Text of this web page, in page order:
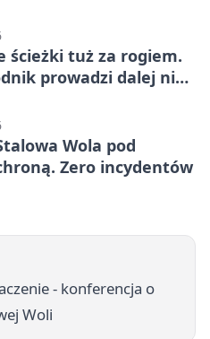
ścieżki tuż za rogiem.
prowadzi dalej niż
Wola pod
Zero incydentów
- konferencja o
Woli